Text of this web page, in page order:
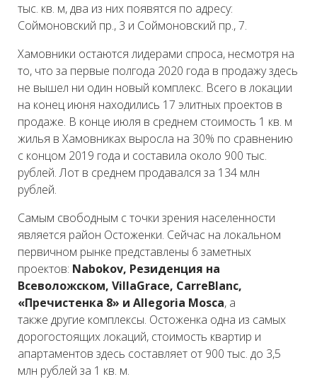
тыс. кв. м, два из них появятся по адресу:
Соймоновский пр., 3 и Соймоновский пр., 7.
Хамовники остаются лидерами спроса, несмотря на
то, что за первые полгода 2020 года в продажу здесь
не вышел ни один новый комплекс. Всего в локации
на конец июня находились 17 элитных проектов в
продаже. В конце июля в среднем стоимость 1 кв. м
жилья в Хамовниках выросла на 30% по сравнению
с концом 2019 года и составила около 900 тыс.
рублей. Лот в среднем продавался за 134 млн
рублей.
Самым свободным с точки зрения населенности
является район Остоженки. Сейчас на локальном
первичном рынке представлены 6 заметных
проектов: Nabokov, Резиденция на
Всеволожском, VillaGrace, CarreBlanc,
«Пречистенка 8» и Allegoria Mosca, а
также другие комплексы. Остоженка одна из самых
дорогостоящих локаций, стоимость квартир и
апартаментов здесь составляет от 900 тыс. до 3,5
млн рублей за 1 кв. м.